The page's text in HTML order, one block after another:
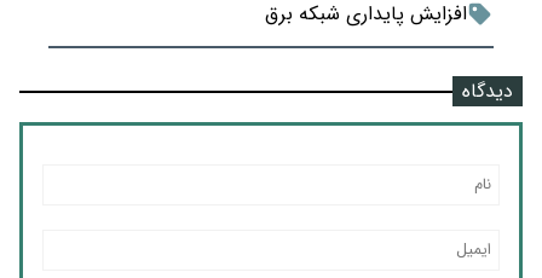
افزایش پایداری شبکه برق
دیدگاه